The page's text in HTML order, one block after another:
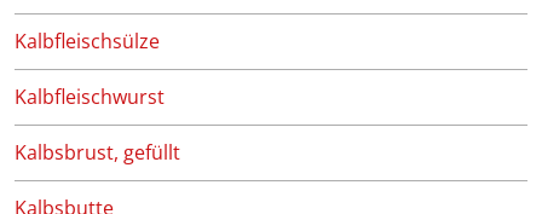
Kalbfleischsülze
Kalbfleischwurst
Kalbsbrust, gefüllt
Kalbsbutte